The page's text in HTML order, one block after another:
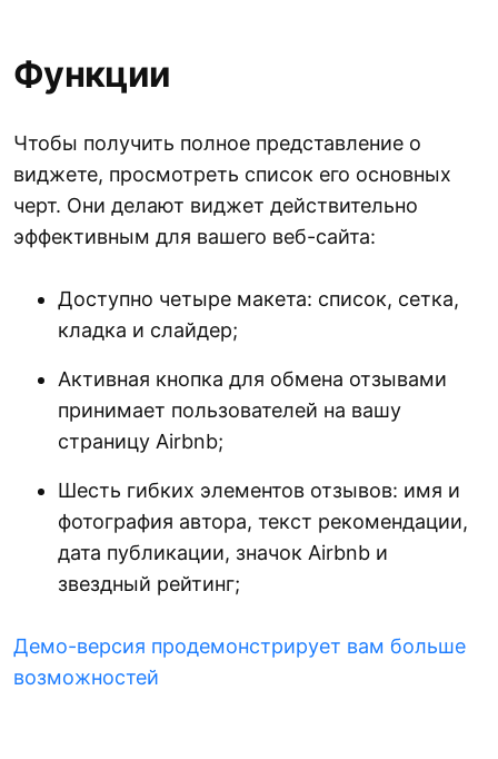
Функции
Чтобы получить полное представление о
виджете, просмотреть список его основных
черт. Они делают виджет действительно
эффективным для вашего веб-сайта:
Доступно четыре макета: список, сетка,
кладка и слайдер;
Активная кнопка для обмена отзывами
принимает пользователей на вашу
страницу Airbnb;
Шесть гибких элементов отзывов: имя и
фотография автора, текст рекомендации,
дата публикации, значок Airbnb и
звездный рейтинг;
Демо-версия продемонстрирует вам больше
возможностей